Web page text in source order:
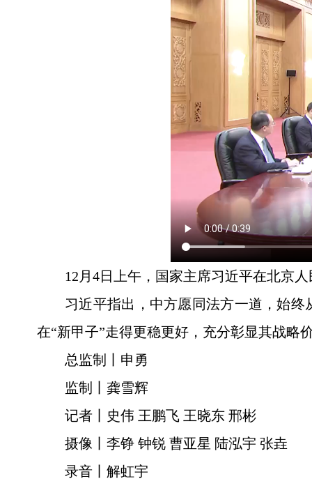
12月4日上午，国家主席习近平在北京
习近平指出，中方愿同法方一道，始
在“新甲子”走得更稳更好，充分彰显其战略
总监制丨申勇
监制丨龚雪辉
记者丨史伟 王鹏飞 王晓东 邢彬
摄像丨李铮 钟锐 曹亚星 陆泓宇 张垚
录音丨解虹宇